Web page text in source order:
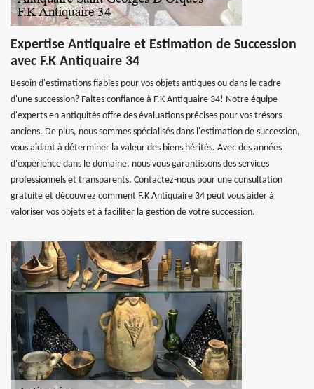
Expertise Antiquaire et Estimation de Succession
avec F.K Antiquaire 34
Besoin d'estimations fiables pour vos objets antiques ou dans le cadre
d'une succession? Faites confiance à F.K Antiquaire 34! Notre équipe
d'experts en antiquités offre des évaluations précises pour vos trésors
anciens. De plus, nous sommes spécialisés dans l'estimation de succession,
vous aidant à déterminer la valeur des biens hérités. Avec des années
d'expérience dans le domaine, nous vous garantissons des services
professionnels et transparents. Contactez-nous pour une consultation
gratuite et découvrez comment F.K Antiquaire 34 peut vous aider à
valoriser vos objets et à faciliter la gestion de votre succession.